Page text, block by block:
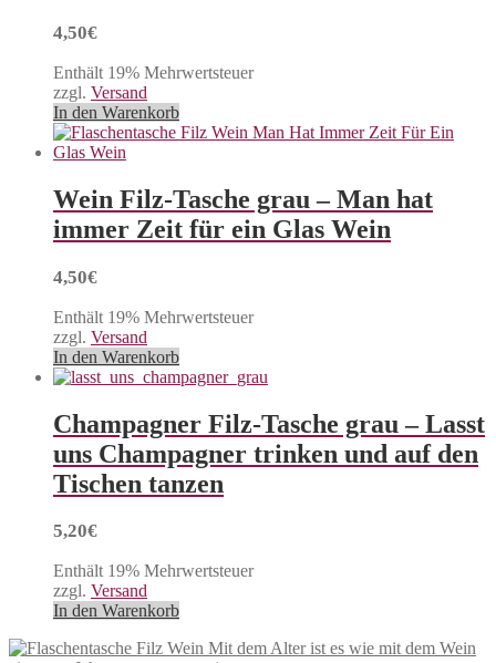
4,50€
Enthält 19% Mehrwertsteuer
zzgl. Versand
In den Warenkorb
Wein Filz-Tasche grau – Man hat
immer Zeit für ein Glas Wein
4,50€
Enthält 19% Mehrwertsteuer
zzgl. Versand
In den Warenkorb
Champagner Filz-Tasche grau – Lasst
uns Champagner trinken und auf den
Tischen tanzen
5,20€
Enthält 19% Mehrwertsteuer
zzgl. Versand
In den Warenkorb